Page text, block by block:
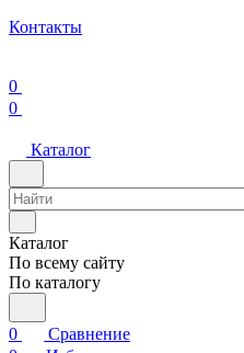
Контакты
0
0
Каталог
Каталог
По всему сайту
По каталогу
0
Сравнение